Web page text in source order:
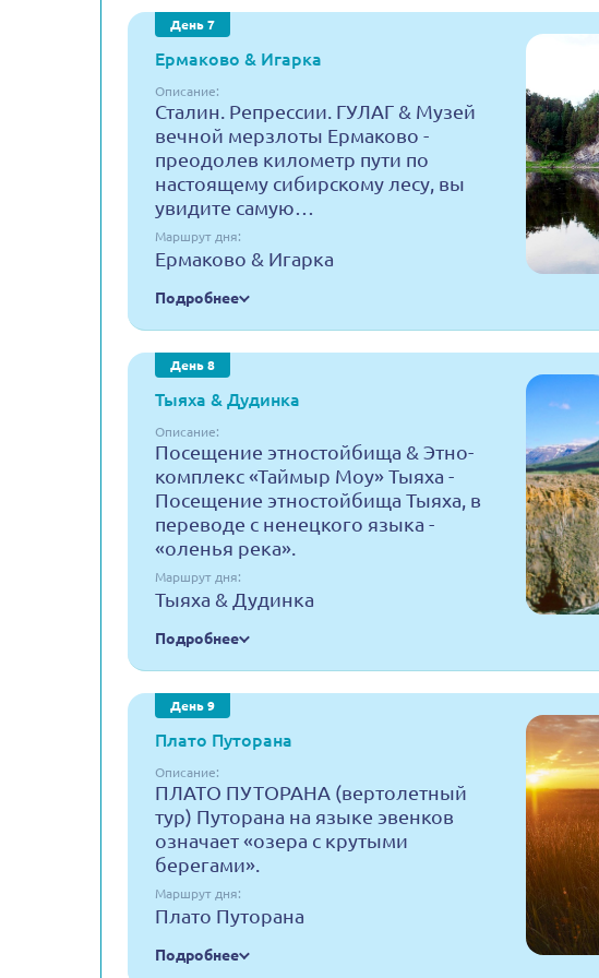
День 7
Ермаково & Игарка
Описание:
Сталин. Репрессии. ГУЛАГ & Музей
вечной мерзлоты Ермаково -
преодолев километр пути по
настоящему сибирскому лесу, вы
увидите самую…
Маршрут дня:
Ермаково & Игарка
Подробнее
День 8
Тыяха & Дудинка
Описание:
Посещение этностойбища & Этно-
комплекс «Таймыр Моу» Тыяха -
Посещение этностойбища Тыяха, в
переводе с ненецкого языка -
«оленья река».
Маршрут дня:
Тыяха & Дудинка
Подробнее
День 9
Плато Путорана
Описание:
ПЛАТО ПУТОРАНА (вертолетный
тур) Путорана на языке эвенков
означает «озера с крутыми
берегами».
Маршрут дня:
Плато Путорана
Подробнее